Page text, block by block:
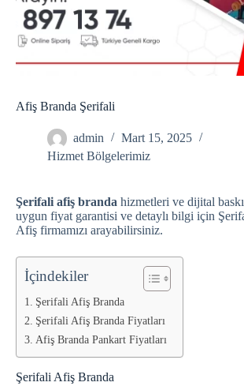
Afiş Branda Şerifali
admin
Mart 15, 2025
Hizmet Bölgelerimiz
Şerifali afiş branda hizmetleri ve dijital
uygun fiyat garantisi ve detaylı bilgi için
Afiş firmamızı arayabilirsiniz.
İçindekiler
Şerifali Afiş Branda
Şerifali Afiş Branda Fiyatları
Afiş Branda Pankart Fiyatları
Şerifali Afiş Branda